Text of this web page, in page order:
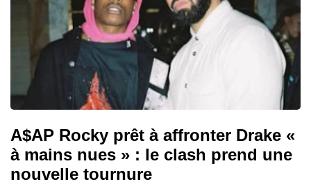
A$AP Rocky prêt à affronter Drake «
à mains nues » : le clash prend une
nouvelle tournure